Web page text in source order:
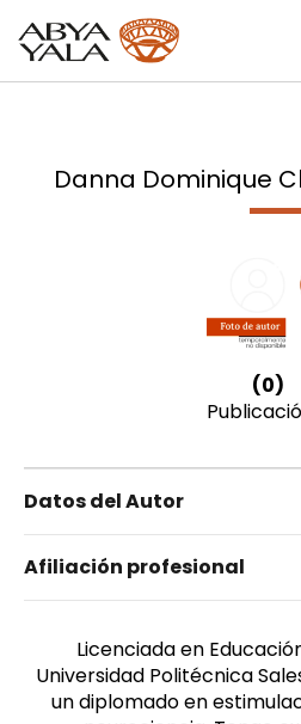
Danna Dominique
(0)
Datos del Autor
Chiriboga Pazmiño,
Femenino
Afiliación profesional
Licenciada en
Universidad Politécnica
un diplomado en